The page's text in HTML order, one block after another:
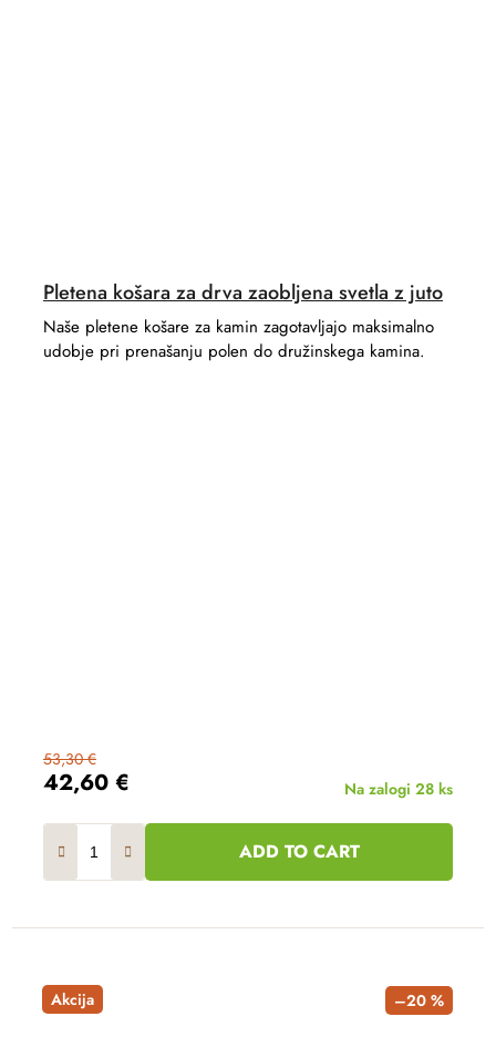
Pletena košara za drva zaobljena svetla z juto
42,60 €
53,30 €
Na zalogi 28 ks
ADD TO CART
Naše pletene košare za kamin zagotavljajo maksimalno
udobje pri prenašanju polen do družinskega kamina.
Akcija –20 %